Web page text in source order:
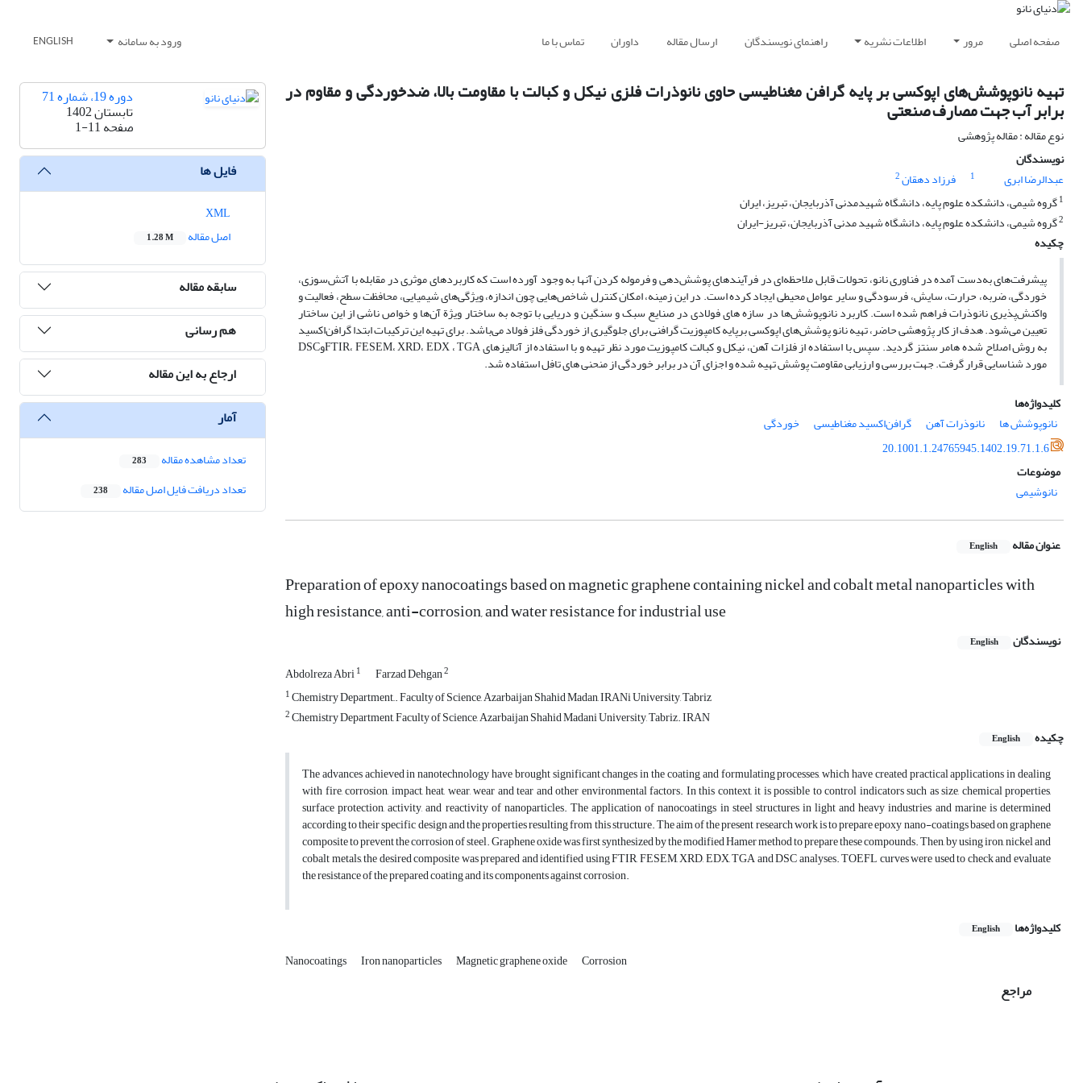
صفحه اصلی مرور اطلاعات نشریه راهنمای نویسندگان ارسال مقاله داوران تماس با ما ورود به سامانه ENGLISH
تهیه نانوپوشش‌های اپوکسی بر پایه گرافن مغناطیسی حاوی نانوذرات فلزی نیکل و کبالت با مقاومت بالا، ضدخوردگی و مقاوم در
برابر آب جهت مصارف صنعتی
نوع مقاله : مقاله پژوهشی
نویسندگان
عبدالرضا ابری
1 فرزاد دهقان2
1گروه شیمی، دانشکده علوم پایه، دانشگاه شهیدمدنی آذربایجان، تبریز، ایران
2گروه شیمی، دانشکده علوم پایه، دانشگاه شهید مدنی آذربایجان، تبریز-ایران
چکیده
پیشرفت‌های به‌دست آمده در فناوری نانو، تحولات قابل ملاحظه‌ای در فرآیندهای پوشش‌دهی و فرموله کردن آنها به وجود آورده است که کاربردهای موثری در مقابله با آتش‌سوزی،
خوردگی، ضربه، حرارت، سایش، فرسودگی و سایر عوامل محیطی ایجاد کرده است. در این زمینه، امکان کنترل شاخص‌هایی چون اندازه، ویژگی‌های شیمیایی، محافظت سطح، فعالیت و
واکنش‌پذیری نانوذرات فراهم شده است. کاربرد نانوپوشش‌ها در سازه های فولادی در صنایع سبک و سنگین و دریایی با توجه به ساختار ویژة آن‌ها و خواص ناشی از این ساختار
تعیین می‌شود. هدف از کار پژوهشی حاضر، تهیه نانو پوشش‌های اپوکسی برپایه کامپوزیت گرافنی برای جلوگیری از خوردگی فلز فولاد می‌باشد. برای تهیه این ترکیبات ابتدا گرافن‌اکسید
به روش اصلاح شده هامر سنتز گردید. سپس با استفاده از فلزات آّهن، نیکل و کبالت کامپوزیت مورد نظر تهیه و با استفاده از آنالیزهای FTIR، FESEM، XRD، EDX ، TGAوDSC
مورد شناسایی قرار گرفت. جهت بررسی و ارزیابی مقاومت پوشش تهیه شده و اجزای آن در برابر خوردگی از منحنی های تافل استفاده شد.
کلیدواژه‌ها
نانوپوشش ها
نانوذرات آهن گرافن‌اکسید مغناطیسی
خوردگی
20.1001.1.24765945.1402.19.71.1.6
موضوعات
نانوشیمی
عنوان مقاله English
Preparation of epoxy nanocoatings based on magnetic graphene containing nickel and cobalt metal nanoparticles with
high resistance, anti-corrosion, and water resistance for industrial use
نویسندگان English
Abdolreza Abri1 Farzad Dehgan2
1Chemistry Department,,. Faculty of Science, Azarbaijan Shahid Madan, IRANi University, Tabriz
2Chemistry Department, Faculty of Science, Azarbaijan Shahid Madani University, Tabriz. IRAN
چکیده
English
The advances achieved in nanotechnology have brought significant changes in the coating and formulating processes, which have created practical applications in dealing
with fire, corrosion, impact, heat, wear, wear and tear and other environmental factors. In this context, it is possible to control indicators such as size, chemical properties,
surface protection, activity, and reactivity of nanoparticles. The application of nanocoatings in steel structures in light and heavy industries and marine is determined
according to their specific design and the properties resulting from this structure. The aim of the present research work is to prepare epoxy nano-coatings based on graphene
composite to prevent the corrosion of steel. Graphene oxide was first synthesized by the modified Hamer method to prepare these compounds. Then, by using iron, nickel and
cobalt metals, the desired composite was prepared and identified using FTIR, FESEM, XRD, EDX, TGA and DSC analyses. TOEFL curves were used to check and evaluate
the resistance of the prepared coating and its components against corrosion.
کلیدواژه‌ها English
Nanocoatings Iron nanoparticles Magnetic graphene oxide Corrosion
مراجع
دوره 19، شماره 71
تابستان 1402
صفحه1-11
فایل ها
اصل مقاله
1.28 M
سابقه مقاله
هم رسانی
ارجاع به این مقاله
آمار
تعداد مشاهده مقاله 283
تعداد دریافت فایل اصل مقاله 238